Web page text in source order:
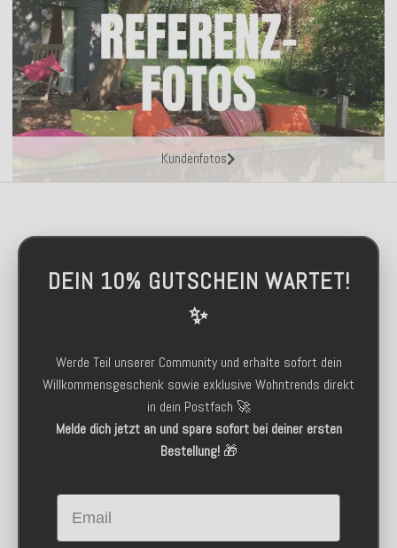
Kundenfotos
DEIN 10% GUTSCHEIN WARTET!
✨
Werde Teil unserer Community und erhalte sofort dein
Willkommensgeschenk sowie exklusive Wohntrends direkt
in dein Postfach 🚀
Melde dich jetzt an und spare sofort bei deiner ersten
Bestellung!🎁
Email